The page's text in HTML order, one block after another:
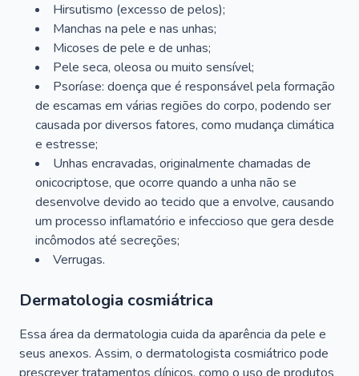
Hirsutismo (excesso de pelos);
Manchas na pele e nas unhas;
Micoses de pele e de unhas;
Pele seca, oleosa ou muito sensível;
Psoríase: doença que é responsável pela formação
de escamas em várias regiões do corpo, podendo ser
causada por diversos fatores, como mudança climática
e estresse;
Unhas encravadas, originalmente chamadas de
onicocriptose, que ocorre quando a unha não se
desenvolve devido ao tecido que a envolve, causando
um processo inflamatório e infeccioso que gera desde
incômodos até secreções;
Verrugas.
Dermatologia cosmiátrica
Essa área da dermatologia cuida da aparência da pele e
seus anexos. Assim, o dermatologista cosmiátrico pode